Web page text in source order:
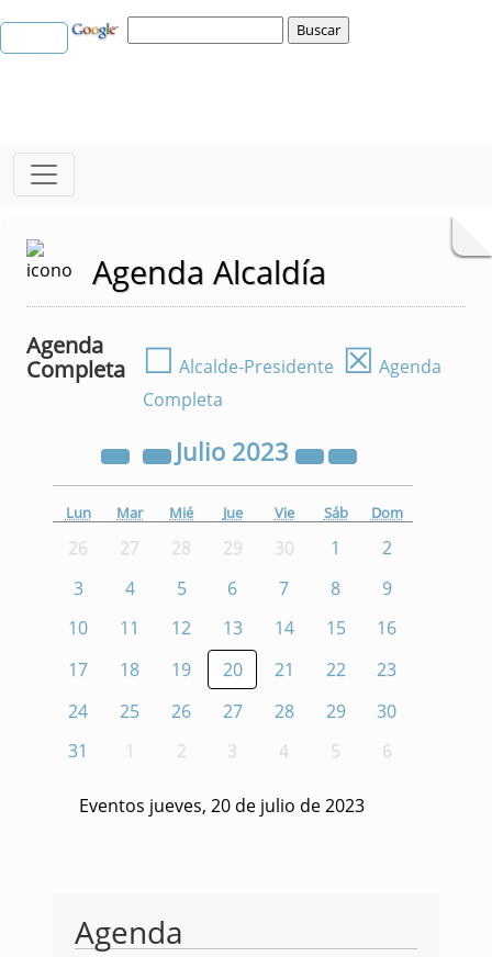
Agenda Alcaldía
Agenda
Completa
☐ Alcalde-Presidente ☒ Agenda
Completa
Julio 2023
Lun Mar Mié Jue Vie Sáb Dom
26 27 28 29 30 1
2
3
4 5 6 7 8
9
10
11 12 13 14 15
16
17
18 19 20 21 22
23
24
25 26 27 28 29
30
31
1 2 3 4 5 6
Eventos jueves, 20 de julio de 2023
Agenda